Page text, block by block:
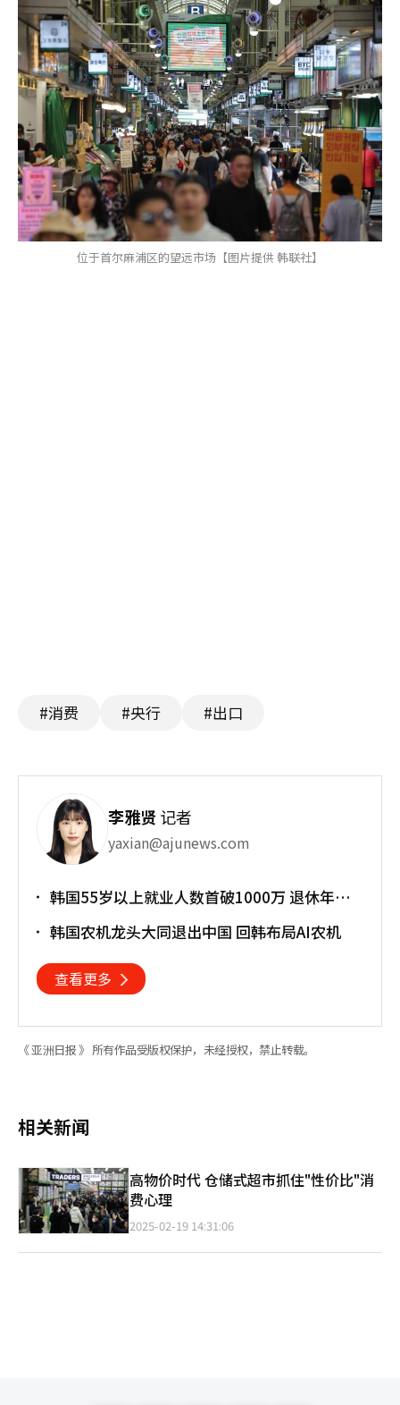
位于首尔麻浦区的望远市场【图片提供 韩联社】
#消费 #央行 #出口
李雅贤记者
yaxian@ajunews.com
韩国55岁以上就业人数首破1000万 退休年龄
韩国农机龙头大同退出中国 回韩布局AI农机
查看更多
《 亚洲日报 》 所有作品受版权保护，未经授权，禁止转载。
相关新闻
高物价时代 仓储式超市抓住"性价比"消
费心理
2025-02-19 14:31:06